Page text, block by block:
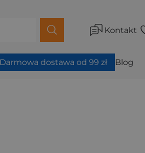
Kontakt
Darmowa dostawa od 99 zł Blog